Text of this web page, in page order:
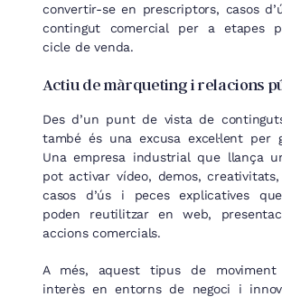
convertir-se en prescriptors, casos
contingut comercial per a etapes
cicle de venda.
Actiu de màrqueting i relacions
Des d’un punt de vista de
també és una excusa excel·lent per
Una empresa industrial que llança
pot activar vídeo, demos,
casos d’ús i peces explicatives
poden reutilitzar en web,
accions comercials.
A més, aquest tipus de moviment
interès en entorns de negoci i